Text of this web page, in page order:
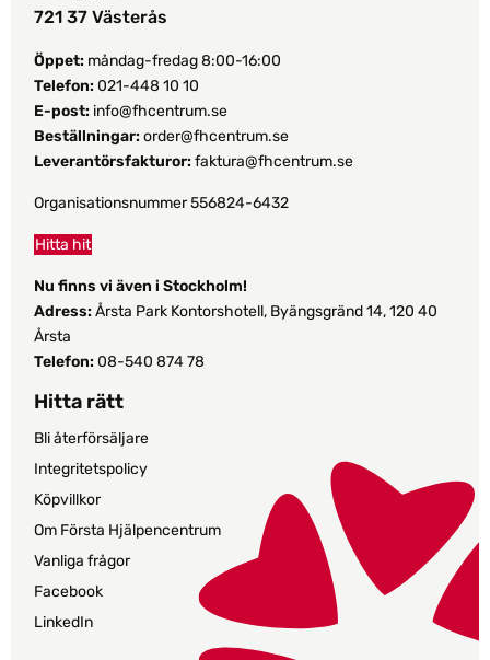
721 37 Västerås
Öppet: måndag-fredag 8:00-16:00
Telefon:021-448 10 10
E-post: info@fhcentrum.se
Beställningar: order@fhcentrum.se
Leverantörsfakturor: faktura@fhcentrum.se
Organisationsnummer 556824-6432
Hitta hit
Nu finns vi även i Stockholm!
Adress: Årsta Park Kontorshotell, Byängsgränd 14, 120 40
Årsta
Telefon: 08-540 874 78
Hitta rätt
Bli återförsäljare
Integritetspolicy
Köpvillkor
Om Första Hjälpencentrum
Vanliga frågor
Facebook
LinkedIn